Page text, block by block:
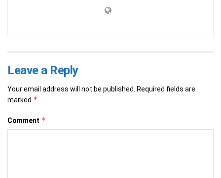
Leave a Reply
Your email address will not be published.
Required fields are
marked *
Comment *